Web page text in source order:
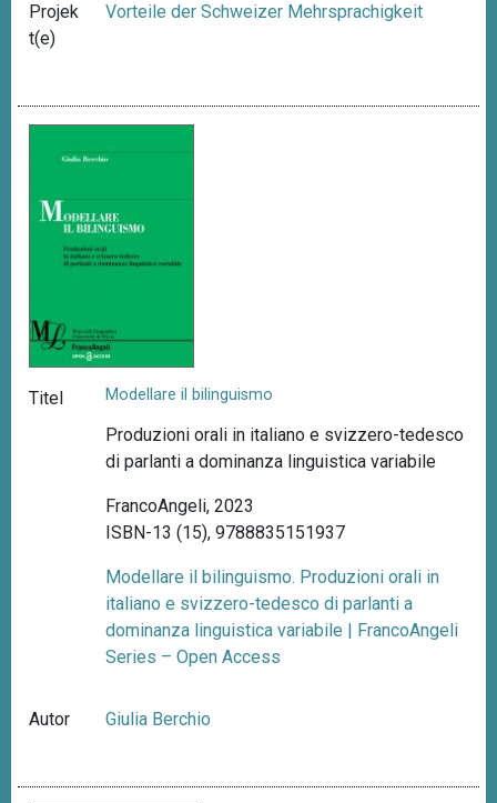
Projek
t(e)
Vorteile der Schweizer Mehrsprachigkeit
Titel Modellare il bilinguismo
Produzioni orali in italiano e svizzero-tedesco
di parlanti a dominanza linguistica variabile
FrancoAngeli, 2023
ISBN-13 (15), 9788835151937
Modellare il bilinguismo. Produzioni orali in
italiano e svizzero-tedesco di parlanti a
dominanza linguistica variabile | FrancoAngeli
Series – Open Access
Autor Giulia Berchio